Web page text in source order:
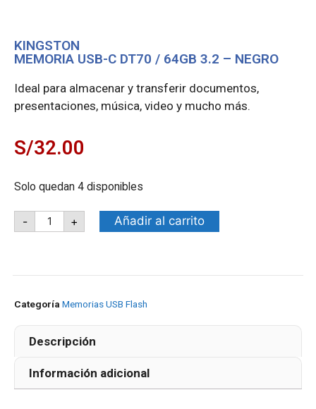
KINGSTON
MEMORIA USB-C DT70 / 64GB 3.2 – NEGRO
Ideal para almacenar y transferir documentos,
presentaciones, música, video y mucho más.
S/32.00
Solo quedan 4 disponibles
- + Añadir al carrito
Categoría Memorias USB Flash
Descripción
Información adicional